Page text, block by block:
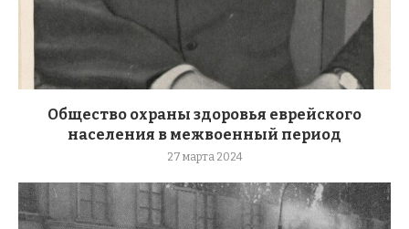
Общество охраны здоровья еврейского
населения в межвоенный период
27 марта 2024